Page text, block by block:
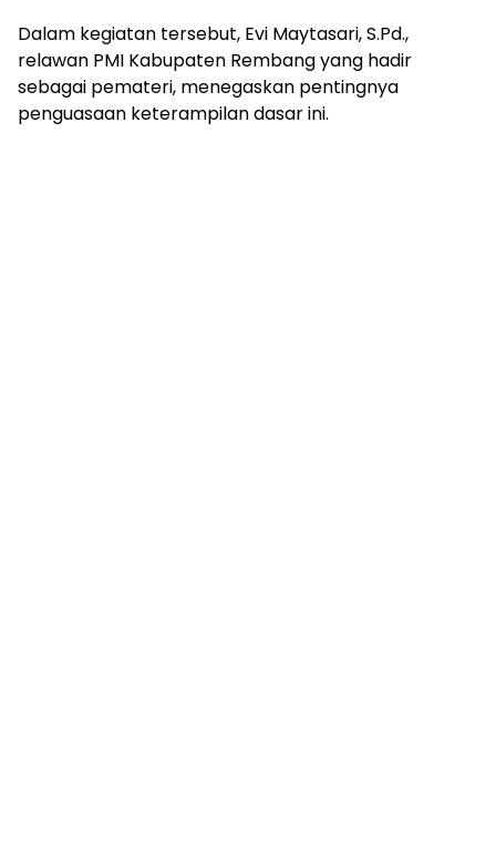
Dalam kegiatan tersebut, Evi Maytasari, S.Pd.,
relawan PMI Kabupaten Rembang yang hadir
sebagai pemateri, menegaskan pentingnya
penguasaan keterampilan dasar ini.